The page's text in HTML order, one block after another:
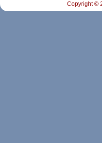
Copyright ©